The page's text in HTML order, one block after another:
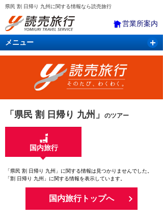
県民 割 日帰り 九州に関する情報なら読売旅行
営業所案内
メニュー
国内旅行 バスツアー 海外旅行
「県民 割 日帰り 九州」 のツアー
国内旅行
「県民 割 日帰り 九州」に関する情報は見つかりませんでした。
「割 日帰り 九州」に関する情報を表示しています。
国内旅行トップへ